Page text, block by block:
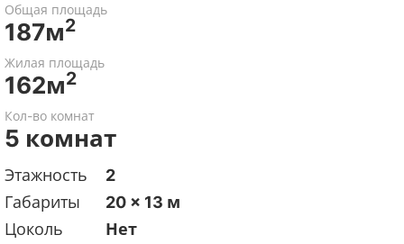
Общая площадь
187м2
Жилая площадь
162м2
Кол-во комнат
5 комнат
Этажность
2
Габариты
20 x 13 м
Цоколь
Нет